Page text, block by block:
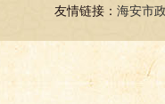
友情链接： 海安市